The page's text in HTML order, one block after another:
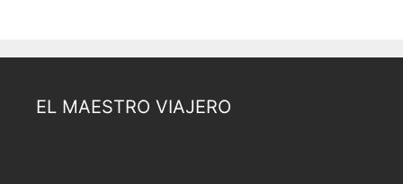
EL MAESTRO VIAJERO